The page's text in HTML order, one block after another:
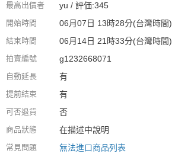
最高出價者 yu / 評価:345
開始時間 06月07日 13時28分(台灣時間)
結束時間 06月14日 21時33分(台灣時間)
拍賣編號 g1232668071
自動延長 有
提前結束 有
可否退貨 否
商品狀態 在描述中說明
常見問題
無法進口商品列表